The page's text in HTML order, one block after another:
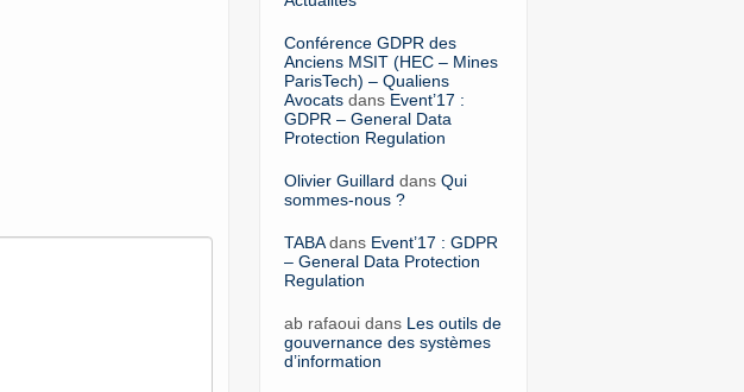
Conférence GDPR des
Anciens MSIT (HEC – Mines
ParisTech) – Qualiens
Avocatsdans Event’17 :
GDPR – General Data
Protection Regulation
Olivier Guillard dans Qui
sommes-nous ?
TABAdans Event’17 : GDPR
– General Data Protection
Regulation
ab rafaoui dans Les outils de
gouvernance des systèmes
d’information